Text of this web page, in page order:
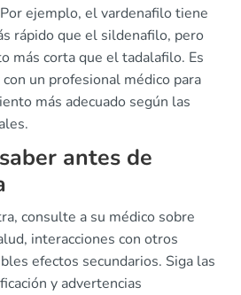
ejemplo, el vardenafilo tiene
rápido que el sildenafilo, pero
más corta que el tadalafilo. Es
un profesional médico para
más adecuado según las
antes de
consulte a su médico sobre
interacciones con otros
efectos secundarios. Siga las
y advertencias